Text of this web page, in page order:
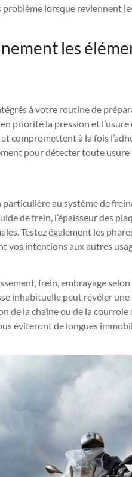
problème lorsque reviennent
les
à votre routine de
priorité la pression et
compromettent à la fois
pour détecter toute
au système de
de frein, l’épaisseur des
Testez également les
vos intentions aux autres
frein, embrayage
inhabituelle peut révéler
de la chaîne ou de la
éviteront de longues